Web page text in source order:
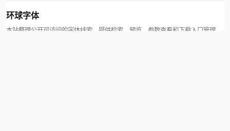
环球字体
本站整理公开可访问的字体线索，提供检索、预览、参数查看和下载入口管理。